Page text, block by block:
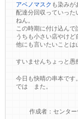
アベノマスク も染みが
配達分回収っていっ
ねん。
この時期に付け込んで
うちも小さい店やけど
他にも言いたいことは
すいませんちょっと愚
今日も快晴の串本です。
では また。
作成者：センター